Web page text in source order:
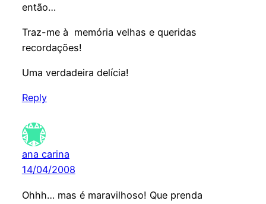
então…
Traz-me à memória velhas e queridas
recordações!
Uma verdadeira delícia!
Reply
ana carina
14/04/2008
Ohhh… mas é maravilhoso! Que prenda